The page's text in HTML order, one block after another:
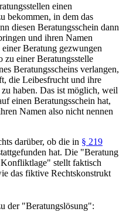
einen
bekommen, in dem das
diesen Beratungsschein dann
und ihren Namen
Beratung gezwungen
zu einer Beratungsstelle
Beratungsscheins verlangen,
die Leibesfrucht und ihre
haben. Das ist möglich, weil
einen Beratungsschein hat,
Namen also nicht nennen
darüber, ob die in § 219
hat. Die "Beratung
stellt faktisch
das fiktive Rechtskonstrukt
der "Beratungslösung":